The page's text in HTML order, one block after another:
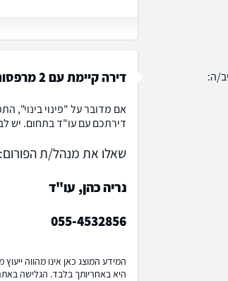
ה: דירה קיימת עם 2 מרפסות
דירתכם עם עו"ד בתחום. יש
שאלו את מנהל/ת הפורום:
נריה כהן, עו"ד
055-4532856
המידע המוצג כאן אינו מהווה
היא באחריותך בלבד. הגלישה